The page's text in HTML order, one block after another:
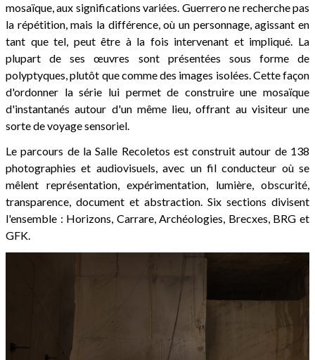
mosaïque, aux significations variées. Guerrero ne recherche pas
la répétition, mais la différence, où un personnage, agissant en
tant que tel, peut être à la fois intervenant et impliqué. La
plupart de ses œuvres sont présentées sous forme de
polyptyques, plutôt que comme des images isolées. Cette façon
d'ordonner la série lui permet de construire une mosaïque
d'instantanés autour d'un même lieu, offrant au visiteur une
sorte de voyage sensoriel.
Le parcours de la Salle Recoletos est construit autour de 138
photographies et audiovisuels, avec un fil conducteur où se
mêlent représentation, expérimentation, lumière, obscurité,
transparence, document et abstraction. Six sections divisent
l'ensemble : Horizons, Carrare, Archéologies, Brecxes, BRG et
GFK.